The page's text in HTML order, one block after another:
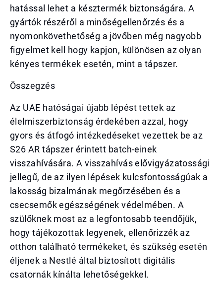
hatással lehet a késztermék biztonságára. A
gyártók részéről a minőségellenőrzés és a
nyomonkövethetőség a jövőben még nagyobb
figyelmet kell hogy kapjon, különösen az olyan
kényes termékek esetén, mint a tápszer.
Összegzés
Az UAE hatóságai újabb lépést tettek az
élelmiszerbiztonság érdekében azzal, hogy
gyors és átfogó intézkedéseket vezettek be az
S26 AR tápszer érintett batch-einek
visszahívására. A visszahívás elővigyázatossági
jellegű, de az ilyen lépések kulcsfontosságúak a
lakosság bizalmának megőrzésében és a
csecsemők egészségének védelmében. A
szülőknek most az a legfontosabb teendőjük,
hogy tájékozottak legyenek, ellenőrizzék az
otthon található termékeket, és szükség esetén
éljenek a Nestlé által biztosított digitális
csatornák kínálta lehetőségekkel.